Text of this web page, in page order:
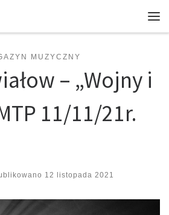
MUZYCZNY
– „Wojny i
11/11/21r.
12 listopada 2021